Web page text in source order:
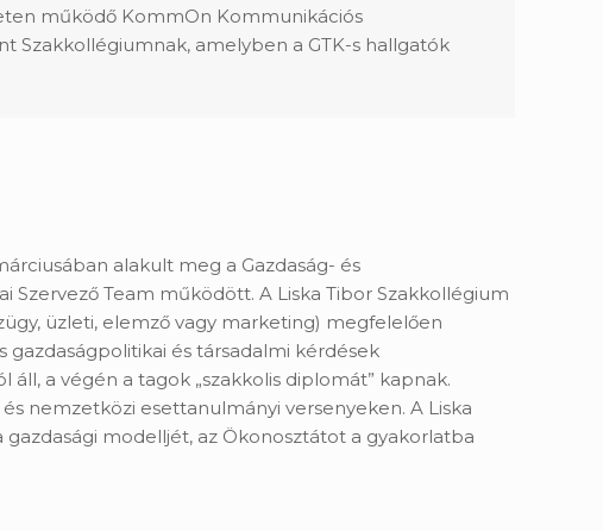
működő KommOn Kommunikációs
Szakkollégiumnak, amelyben a GTK-s hallgatók
alakult meg a Gazdaság- és
Team működött. A Liska Tibor Szakkollégium
üzleti, elemző vagy marketing) megfelelően
és társadalmi kérdések
a végén a tagok „szakkolis diplomát” kapnak.
nemzetközi esettanulmányi versenyeken. A Liska
modelljét, az Ökonosztátot a gyakorlatba